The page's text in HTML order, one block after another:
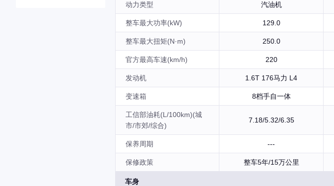
动力类型 汽油机
整车最大功率(kW) 129.0
整车最大扭矩(N·m) 250.0
官方最高车速(km/h) 220
发动机 1.6T 176马力 L4
变速箱 8档手自一体
工信部油耗(L/100km)(城
市/市郊/综合)
7.18/5.32/6.35
保养周期 ---
保修政策 整车5年/15万公里
车身